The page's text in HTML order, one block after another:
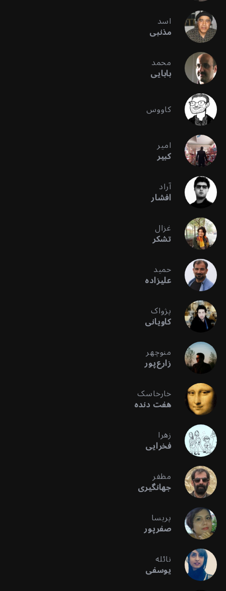
اسد
مذنبی
محمد
بابایی
کاووس
امیر
کبیر
آراد
افشار
غزال
تشکر
حمید
علیزاده
پژواک
کاویانی
منوچهر
زارع‌پور
خارخاسک
هفت دنده
زهرا
فخرایی
مظفر
جهانگیری
پریسا
صفرپور
نائله
یوسفی